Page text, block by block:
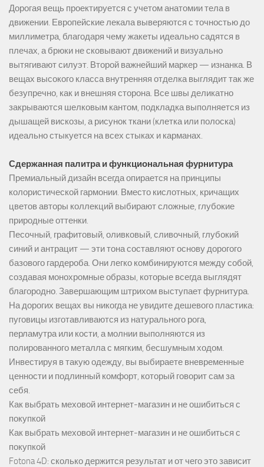
Дорогая вещь проектируется с учетом анатомии тела в
движении. Европейские лекала выверяются с точностью до
миллиметра, благодаря чему жакеты идеально садятся в
плечах, а брюки не сковывают движений и визуально
вытягивают силуэт. Второй важнейший маркер — изнанка. В
вещах высокого класса внутренняя отделка выглядит так же
безупречно, как и внешняя сторона. Все швы деликатно
закрываются шелковым кантом, подкладка выполняется из
дышащей вискозы, а рисунок ткани (клетка или полоска)
идеально стыкуется на всех стыках и карманах.
Сдержанная палитра и функциональная фурнитура
Премиальный дизайн всегда опирается на принципы
колористической гармонии. Вместо кислотных, кричащих
цветов авторы коллекций выбирают сложные, глубокие
природные оттенки.
Песочный, графитовый, оливковый, сливочный, глубокий
синий и антрацит — эти тона составляют основу дорогого
базового гардероба. Они легко комбинируются между собой,
создавая монохромные образы, которые всегда выглядят
благородно. Завершающим штрихом выступает фурнитура.
На дорогих вещах вы никогда не увидите дешевого пластика:
пуговицы изготавливаются из натурального рога,
перламутра или кости, а молнии выполняются из
полированного металла с мягким, бесшумным ходом.
Инвестируя в такую одежду, вы выбираете вневременные
ценности и подлинный комфорт, который говорит сам за
себя.
Как выбрать меховой интернет-магазин и не ошибиться с
покупкой
Как выбрать меховой интернет-магазин и не ошибиться с
покупкой
Fotona 4D: сколько держится результат и от чего это зависит